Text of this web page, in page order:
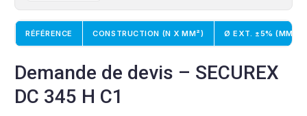
RÉFÉRENCE CONSTRUCTION (N X MM²) Ø EXT. ±5% (MM)
Demande de devis – SECUREX
DC 345 H C1